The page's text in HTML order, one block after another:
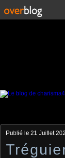
Publié le 21 Juillet